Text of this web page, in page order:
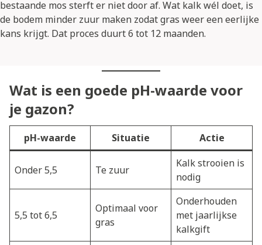
bestaande mos sterft er niet door af. Wat kalk wél doet, is
de bodem minder zuur maken zodat gras weer een eerlijke
kans krijgt. Dat proces duurt 6 tot 12 maanden.
Wat is een goede pH-waarde voor
je gazon?
pH-waarde Situatie Actie
Onder 5,5 Te zuur
Kalk strooien is
nodig
5,5 tot 6,5
Optimaal voor
gras
Onderhouden
met jaarlijkse
kalkgift